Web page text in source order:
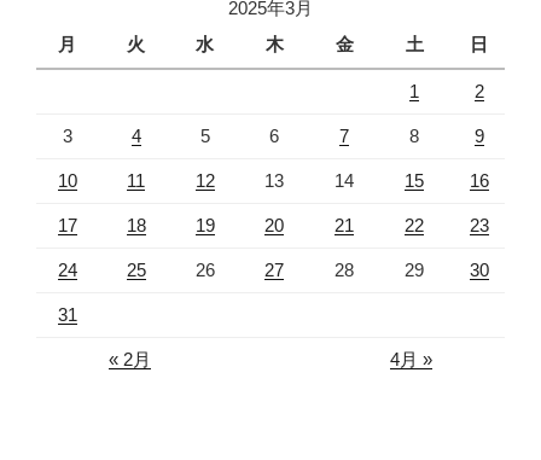
2025年3月
月
火 水 木 金 土 日
1 2
3 4 5 6 7 8 9
10 11 12 13 14 15 16
17 18 19 20 21 22 23
24 25 26 27 28 29 30
31
« 2月 4月 »